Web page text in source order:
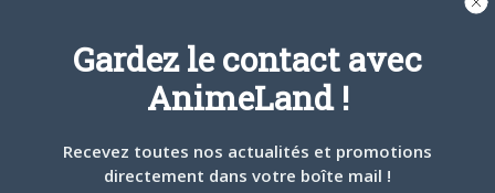
HORS LES MURS
Les patineurs et lesanime
SHOPPING
Gardez le contact avec
AnimeLand !
Recevez toutes nos actualités et promotions
directement dans votre boîte mail !